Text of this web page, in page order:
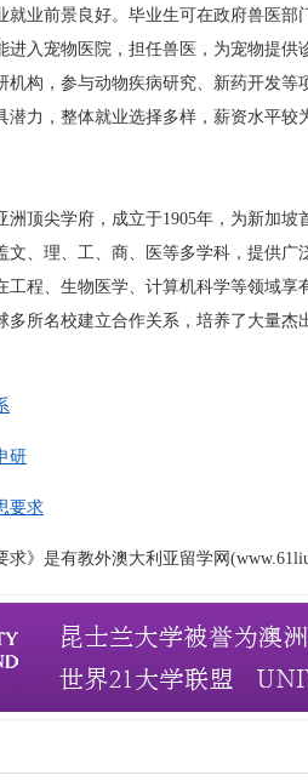
就业前景良好。毕业生可在政府兽医部
进入宠物医院，担任兽医，为宠物提供
机构，参与动物疾病研究、新药开发等
力，整体就业选择多样，薪资水平较
洲顶尖学府，成立于1905年，为新加
文、理、工、商、医等多学科，提供广
工程、生物医学、计算机科学等领域享
多所名校建立合作关系，培养了大量杰
研
要求
求》是有教外澳大利亚留学网